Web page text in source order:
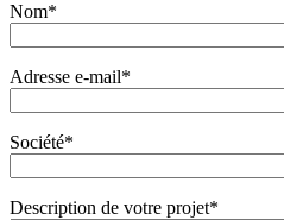
Nom*
Adresse e-mail*
Société*
Description de votre projet*